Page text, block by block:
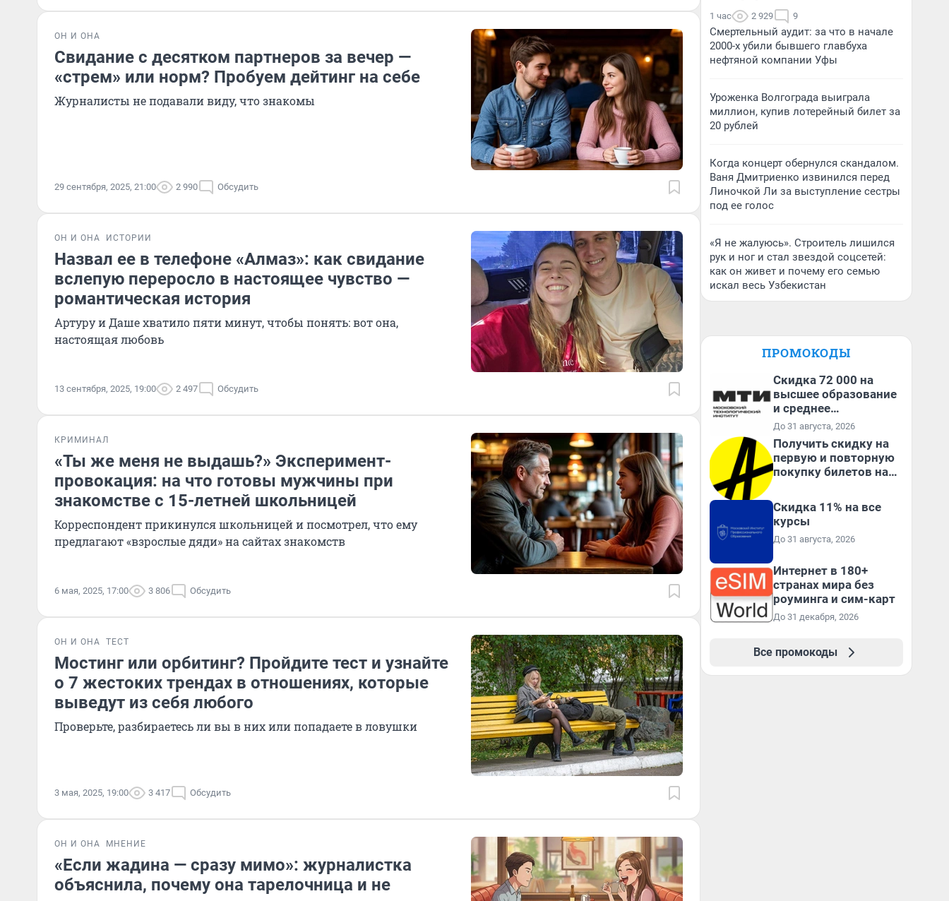
ОН И ОНА
Свидание с десятком партнеров за вечер —
«стрем» или норм? Пробуем дейтинг на себе
Журналисты не подавали виду, что знакомы
29 сентября, 2025, 21:00 2 990 Обсудить
ОН И ОНА ИСТОРИИ
Назвал ее в телефоне «Алмаз»: как свидание
вслепую переросло в настоящее чувство —
романтическая история
Артуру и Даше хватило пяти минут, чтобы понять: вот она,
настоящая любовь
13 сентября, 2025, 19:00 2 497 Обсудить
КРИМИНАЛ
«Ты же меня не выдашь?» Эксперимент-
провокация: на что готовы мужчины при
знакомстве с 15-летней школьницей
Корреспондент прикинулся школьницей и посмотрел, что ему
предлагают «взрослые дяди» на сайтах знакомств
6 мая, 2025, 17:00 3 806 Обсудить
ОН И ОНА ТЕСТ
Мостинг или орбитинг? Пройдите тест и узнайте
о 7 жестоких трендах в отношениях, которые
выведут из себя любого
Проверьте, разбираетесь ли вы в них или попадаете в ловушки
3 мая, 2025, 19:00 3 417 Обсудить
ОН И ОНА МНЕНИЕ
«Если жадина — сразу мимо»: журналистка
объяснила, почему она тарелочница и не
1 час 2 929 9
Смертельный аудит: за что в начале
2000-х убили бывшего главбуха
нефтяной компании Уфы
Уроженка Волгограда выиграла
миллион, купив лотерейный билет за
20 рублей
Когда концерт обернулся скандалом.
Ваня Дмитриенко извинился перед
Линочкой Ли за выступление сестры
под ее голос
«Я не жалуюсь». Строитель лишился
рук и ног и стал звездой соцсетей:
как он живет и почему его семью
искал весь Узбекистан
ПРОМОКОДЫ
Скидка 72 000 на
высшее образование
и среднее
специальное
образование в
первый год обучения
До 31 августа, 2026
Получить скидку на
первую и повторную
покупку билетов на
Скидка 11% на все
курсы
До 31 августа, 2026
Интернет в 180+
странах мира без
роуминга и сим-карт
До 31 декабря, 2026
Все промокоды